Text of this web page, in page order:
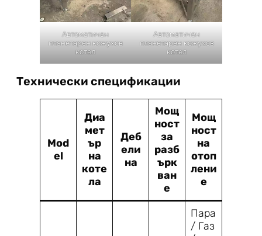
Автоматичен
планетарен кожухов
котел
Автоматичен
планетарен кожухов
котел
Технически спецификации
Mod
el
Диа
мет
ър
на
коте
ла
Деб
ели
на
Мощ
ност
за
разб
ърк
ван
е
Мощ
ност
на
отоп
лени
е
Пара
/ Газ